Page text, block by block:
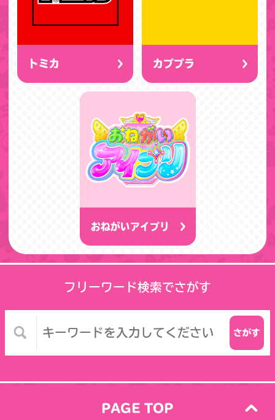
トミカ カププラ
おねがいアイプリ
フリーワード検索でさがす
PAGE TOP